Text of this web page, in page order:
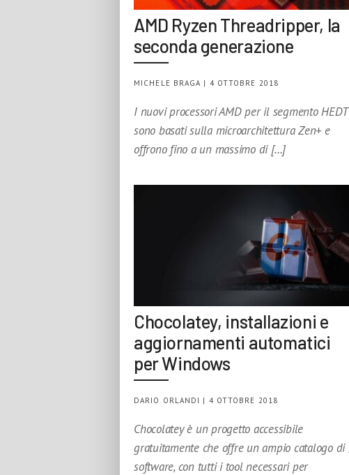
AMD Ryzen Threadripper, la
seconda generazione
MICHELE BRAGA | 4 OTTOBRE 2018
I nuovi processori AMD per il segmento HEDT
sono basati sulla microarchitettura Zen+ e
offrono fino a un massimo di […]
Chocolatey, installazioni e
aggiornamenti automatici
per Windows
DARIO ORLANDI | 4 OTTOBRE 2018
Chocolatey è un progetto accessibile
gratuitamente che offre un ampio catalogo di
software, con tutti i tool necessari per